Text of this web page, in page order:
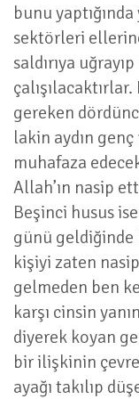
bunu
sektörleri
saldırıya
gereken
lakin aydın
muhafaza
Allah’ın nasip
Beşinci husus
günü geldiğinde
kişiyi zaten
gelmeden ben
karşı cinsin
diyerek koyan
bir ilişkinin
ayağı takılıp